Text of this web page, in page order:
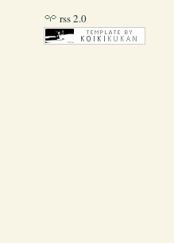
rss 2.0